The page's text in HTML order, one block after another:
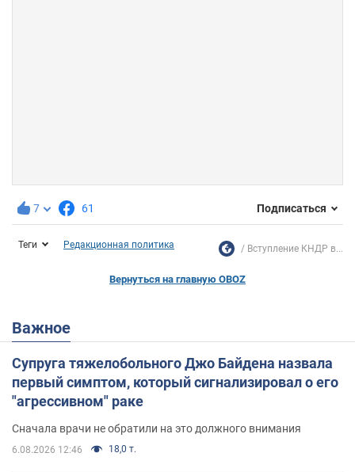
7 61 Подписаться
Теги Редакционная политика Вступление КНДР в...
Вернуться на главную OBOZ
Важное
Супруга тяжелобольного Джо Байдена назвала
первый симптом, который сигнализировал о его
"агрессивном" раке
Сначала врачи не обратили на это должного внимания
6.08.2026 12:46 18,0 т.